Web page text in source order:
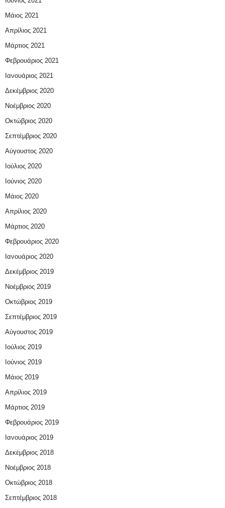
Μάιος 2021
Απρίλιος 2021
Μάρτιος 2021
Φεβρουάριος 2021
Ιανουάριος 2021
Δεκέμβριος 2020
Νοέμβριος 2020
Οκτώβριος 2020
Σεπτέμβριος 2020
Αύγουστος 2020
Ιούλιος 2020
Ιούνιος 2020
Μάιος 2020
Απρίλιος 2020
Μάρτιος 2020
Φεβρουάριος 2020
Ιανουάριος 2020
Δεκέμβριος 2019
Νοέμβριος 2019
Οκτώβριος 2019
Σεπτέμβριος 2019
Αύγουστος 2019
Ιούλιος 2019
Ιούνιος 2019
Μάιος 2019
Απρίλιος 2019
Μάρτιος 2019
Φεβρουάριος 2019
Ιανουάριος 2019
Δεκέμβριος 2018
Νοέμβριος 2018
Οκτώβριος 2018
Σεπτέμβριος 2018